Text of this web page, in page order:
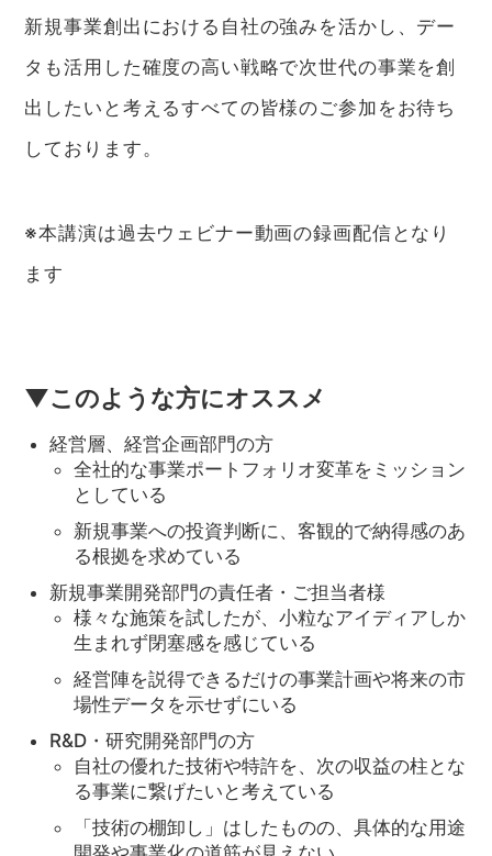
新規事業創出における自社の強みを活かし、デー
タも活用した確度の高い戦略で次世代の事業を創
出したいと考えるすべての皆様のご参加をお待ち
しております。
※本講演は過去ウェビナー動画の録画配信となり
ます
▼このような方にオススメ
経営層、経営企画部門の方
全社的な事業ポートフォリオ変革をミッション
としている
新規事業への投資判断に、客観的で納得感のあ
る根拠を求めている
新規事業開発部門の責任者・ご担当者様
様々な施策を試したが、小粒なアイディアしか
生まれず閉塞感を感じている
経営陣を説得できるだけの事業計画や将来の市
場性データを示せずにいる
R&D・研究開発部門の方
自社の優れた技術や特許を、次の収益の柱とな
る事業に繋げたいと考えている
「技術の棚卸し」はしたものの、具体的な用途